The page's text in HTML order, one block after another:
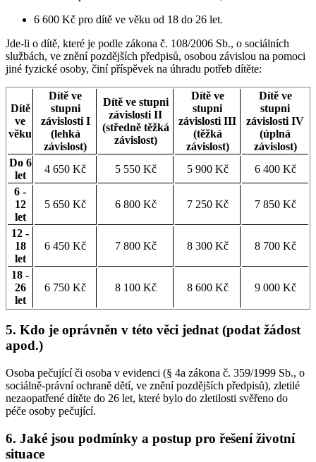
6 600 Kč pro dítě ve věku od 18 do 26 let.
Jde-li o dítě, které je podle zákona č. 108/2006 Sb., o sociálních
službách, ve znění pozdějších předpisů, osobou závislou na pomoci
jiné fyzické osoby, činí příspěvek na úhradu potřeb dítěte:
Dítě
ve
věku
Dítě ve
stupni
závislosti I
(lehká
závislost)
Dítě ve stupni
závislosti II
(středně těžká
závislost)
Dítě ve
stupni
závislosti III
(těžká
závislost)
Dítě ve
stupni
závislosti IV
(úplná
závislost)
Do 6
let
4 650 Kč 5 550 Kč 5 900 Kč
6 400 Kč
6 -
12
let
5 650 Kč 6 800 Kč 7 250 Kč 7 850 Kč
12 -
18
let
6 450 Kč 7 800 Kč 8 300 Kč 8 700 Kč
18 -
26
let
6 750 Kč 8 100 Kč 8 600 Kč 9 000 Kč
5. Kdo je oprávněn v této věci jednat (podat žádost
apod.)
Osoba pečující či osoba v evidenci (§ 4a zákona č. 359/1999 Sb., o
sociálně-právní ochraně dětí, ve znění pozdějších předpisů), zletilé
nezaopatřené dítěte do 26 let, které bylo do zletilosti svěřeno do
péče osoby pečující.
6. Jaké jsou podmínky a postup pro řešení životní
situace